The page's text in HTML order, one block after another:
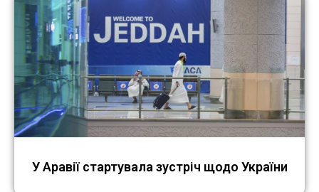
У Аравії стартувала зустріч щодо України